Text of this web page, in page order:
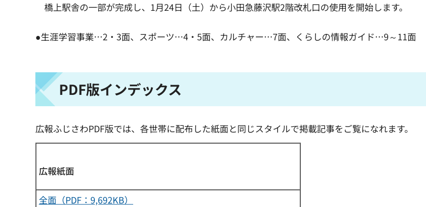
橋上駅舎の一部が完成し、1月24日（土）から小田急藤沢駅2階改札口の使用を開始します。
●生涯学習事業…2・3面、スポーツ…4・5面、カルチャー…7面、くらしの情報ガイド…9～11面
PDF版インデックス
広報ふじさわPDF版では、各世帯に配布した紙面と同じスタイルで掲載記事をご覧になれます。
広報紙面
全面（PDF：9,692KB）